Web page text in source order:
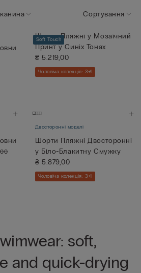
Сортування
Soft Touch
Шорти Пляжні у Мозаїчний
Принт у Синіх Тонах
₴ 5.219,00
Чоловіча колекція: 3+1
Двосторонні моделі
Шорти Пляжні Двосторонні
у Біло-Блакитну Смужку
₴ 5.879,00
Чоловіча колекція: 3+1
soft,
and quick-drying